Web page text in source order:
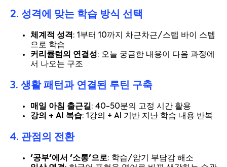
2. 성격에 맞는 학습 방식 선택
체계적 성격: 1부터 10까지 차근차근/스텝 바이 스텝
으로 학습
커리큘럼의 연결성: 오늘 궁금한 내용이 다음 과정에
서 나오는 구조
3. 생활 패턴과 연결된 루틴 구축
매일 아침 출근길: 40-50분의 고정 시간 활용
강의 + AI 복습: 1강의 + AI 기반 지난 학습 내용 반복
4. 관점의 전환
'공부'에서 '소통'으로: 학습/암기 부담감 해소